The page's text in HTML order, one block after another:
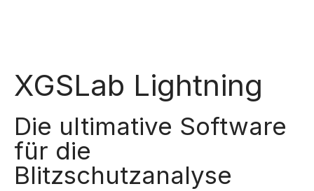
XGSLab Lightning
Die ultimative Software
für die
Blitzschutzanalyse